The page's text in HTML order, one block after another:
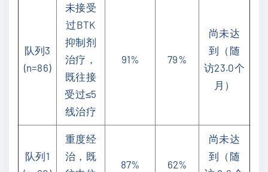
队列3
(n=86)
未接受
过BTK
抑制剂
治疗，
既往接
受过≤5
线治疗
91% 79%
尚未达
到（随
访23.0个
月）
队列1
重度经
治，既
87% 62%
尚未达
到（随